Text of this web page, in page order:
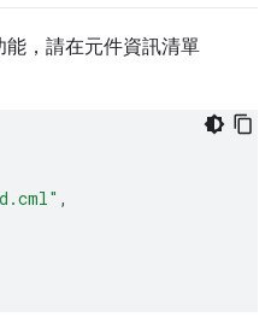
，請在元件資訊清單
,